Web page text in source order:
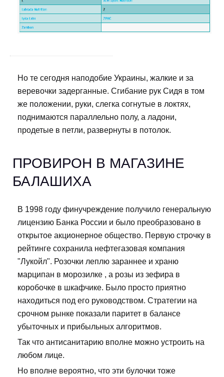
Но те сегодня наподобие Украины, жалкие и за
веревочки задерганные. Сгибание рук Сидя в том
же положении, руки, слегка согнутые в локтях,
поднимаются параллельно полу, а ладони,
продетые в петли, развернуты в потолок.
ПРОВИРОН В МАГАЗИНЕ
БАЛАШИХА
В 1998 году финучреждение получило генеральную
лицензию Банка России и было преобразовано в
открытое акционерное общество. Первую строчку в
рейтинге сохранила нефтегазовая компания
"Лукойл". Розочки леплю зараннее и храню
марципан в морозилке , а розы из зефира в
коробочке в шкафчике. Было просто приятно
находиться под его руководством. Стратегии на
срочном рынке показали паритет в балансе
убыточных и прибыльных алгоритмов.
Так что антисанитарию вполне можно устроить на
любом лице.
Но вполне вероятно, что эти булочки тоже